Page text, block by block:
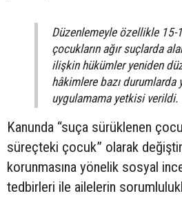
Düzenlemeyle özellikle 15-
çocukların ağır suçlarda
ilişkin hükümler yeniden
hâkimlere bazı durumlarda
uygulamama yetkisi verildi.
Kanunda “suça sürüklenen
süreçteki çocuk” olarak
korunmasına yönelik sosyal
tedbirleri ile ailelerin